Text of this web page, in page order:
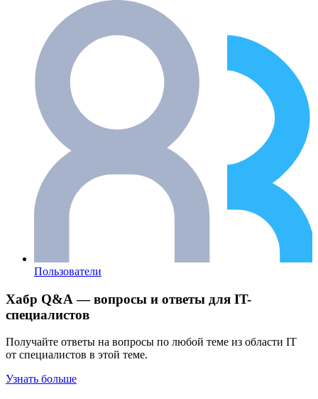
Пользователи
Хабр Q&A — вопросы и ответы для IT-
специалистов
Получайте ответы на вопросы по любой теме из области IT
от специалистов в этой теме.
Узнать больше